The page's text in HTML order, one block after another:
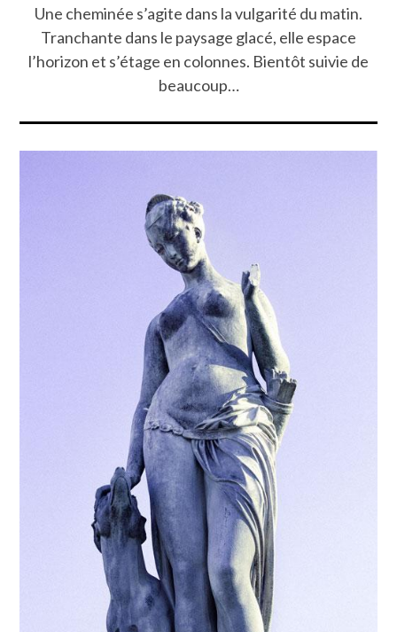
Une cheminée s’agite dans la vulgarité du matin.
Tranchante dans le paysage glacé, elle espace
l’horizon et s’étage en colonnes. Bientôt suivie de
beaucoup…